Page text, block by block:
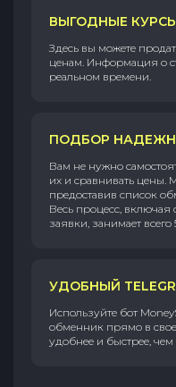
ВЫГОДНЫЕ
Здесь вы можете
ценам. Информация о
реальном времени.
ПОДБОР
Вам не нужно
их и сравнивать цены.
предоставив список
Весь процесс,
заявки, занимает всего
УДОБНЫЙ
Используйте бот
обменник прямо в
удобнее и быстрее, чем